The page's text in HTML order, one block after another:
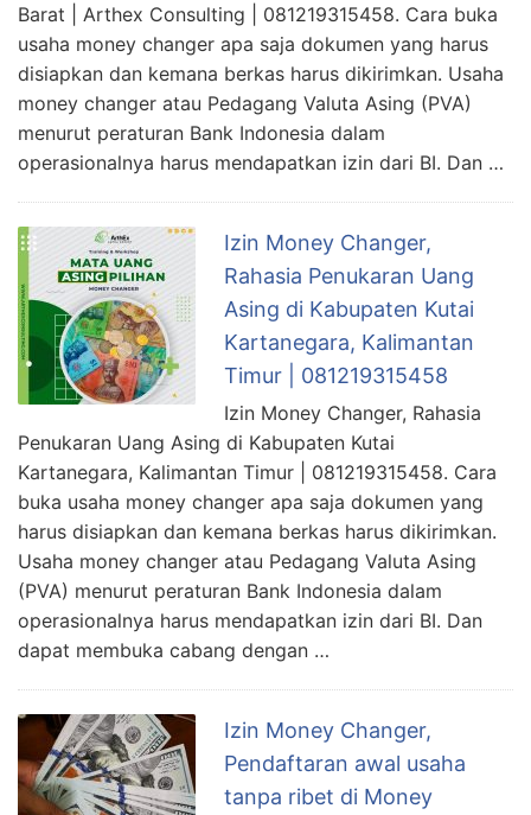
Barat | Arthex Consulting | 081219315458. Cara buka
usaha money changer apa saja dokumen yang harus
disiapkan dan kemana berkas harus dikirimkan. Usaha
money changer atau Pedagang Valuta Asing (PVA)
menurut peraturan Bank Indonesia dalam
operasionalnya harus mendapatkan izin dari BI. Dan …
Izin Money Changer,
Rahasia Penukaran Uang
Asing di Kabupaten Kutai
Kartanegara, Kalimantan
Timur | 081219315458
Izin Money Changer, Rahasia
Penukaran Uang Asing di Kabupaten Kutai
Kartanegara, Kalimantan Timur | 081219315458. Cara
buka usaha money changer apa saja dokumen yang
harus disiapkan dan kemana berkas harus dikirimkan.
Usaha money changer atau Pedagang Valuta Asing
(PVA) menurut peraturan Bank Indonesia dalam
operasionalnya harus mendapatkan izin dari BI. Dan
dapat membuka cabang dengan …
Izin Money Changer,
Pendaftaran awal usaha
tanpa ribet di Money